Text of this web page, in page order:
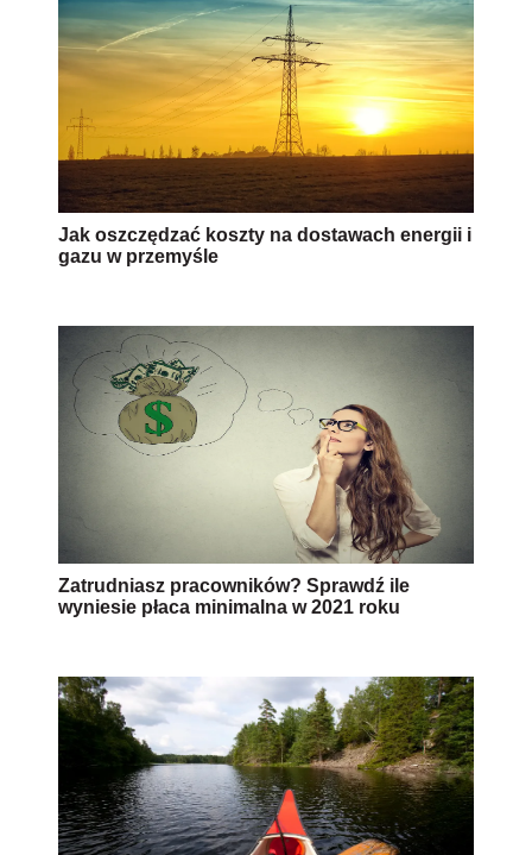
Jak oszczędzać koszty na dostawach energii i
gazu w przemyśle
Zatrudniasz pracowników? Sprawdź ile
wyniesie płaca minimalna w 2021 roku